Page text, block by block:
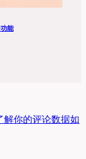
能
解你的评论数据如